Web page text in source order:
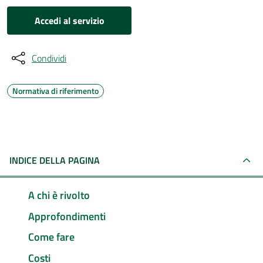
Accedi al servizio
Condividi
Normativa di riferimento
INDICE DELLA PAGINA
A chi è rivolto
Approfondimenti
Come fare
Costi